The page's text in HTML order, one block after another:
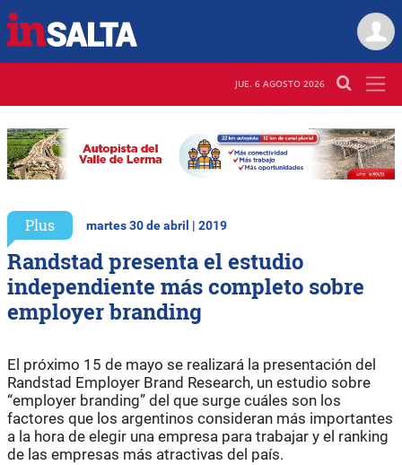
JUE. 6 AGOSTO 2026
Plus martes 30 de abril | 2019
Randstad presenta el estudio
independiente más completo sobre
employer branding
El próximo 15 de mayo se realizará la presentación del
Randstad Employer Brand Research, un estudio sobre
“employer branding” del que surge cuáles son los
factores que los argentinos consideran más importantes
a la hora de elegir una empresa para trabajar y el ranking
de las empresas más atractivas del país.